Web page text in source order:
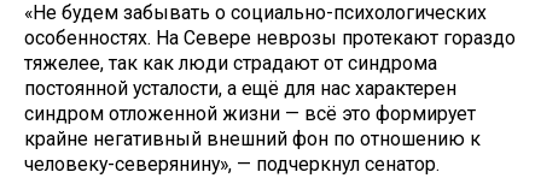
«Не будем забывать о социально-психологических
особенностях. На Севере неврозы протекают гораздо
тяжелее, так как люди страдают от синдрома
постоянной усталости, а ещё для нас характерен
синдром отложенной жизни — всё это формирует
крайне негативный внешний фон по отношению к
человеку-северянину», — подчеркнул сенатор.